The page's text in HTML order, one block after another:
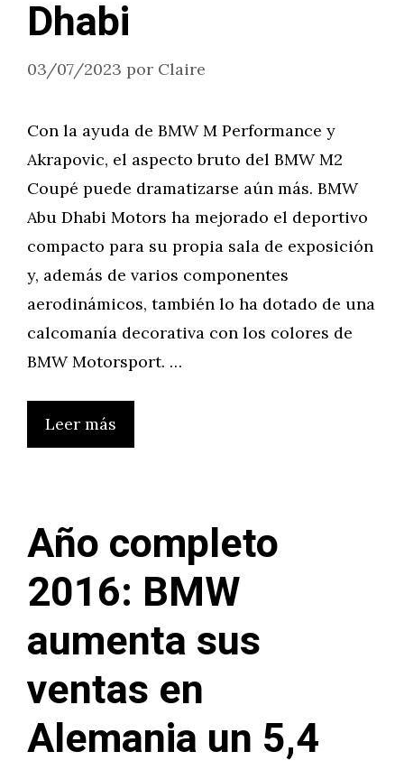
Dhabi
03/07/2023 por Claire
Con la ayuda de BMW M Performance y
Akrapovic, el aspecto bruto del BMW M2
Coupé puede dramatizarse aún más. BMW
Abu Dhabi Motors ha mejorado el deportivo
compacto para su propia sala de exposición
y, además de varios componentes
aerodinámicos, también lo ha dotado de una
calcomanía decorativa con los colores de
BMW Motorsport. …
Leer más
Año completo
2016: BMW
aumenta sus
ventas en
Alemania un 5,4